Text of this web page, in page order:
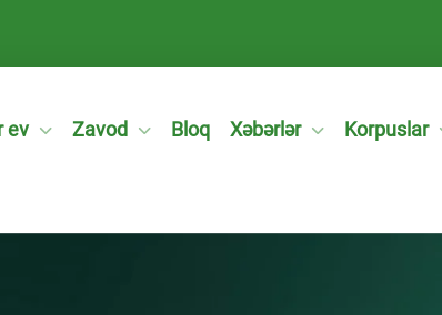
ev Zavod Bloq Xəbərlər Korpuslar